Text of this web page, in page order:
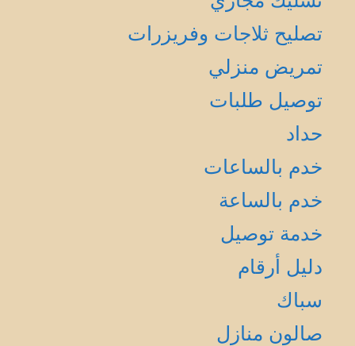
تصليح ثلاجات وفريزرات
تمريض منزلي
توصيل طلبات
حداد
خدم بالساعات
خدم بالساعة
خدمة توصيل
دليل أرقام
سباك
صالون منازل